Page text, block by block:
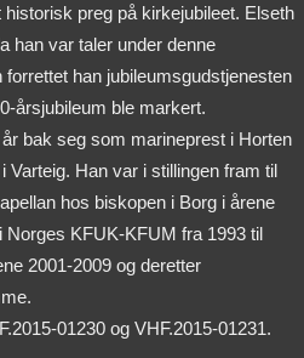
preg på kirkejubileet. Elseth
han var taler under denne
han jubileumsgudstjenesten
årsjubileum ble markert.
bak seg som marineprest i Horten
Varteig. Han var i stillingen fram til
hos biskopen i Borg i årene
KFUK-KFUM fra 1993 til
2001-2009 og deretter
01230 og VHF.2015-01231.